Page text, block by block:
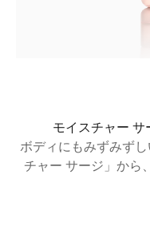
モイスチャー サ
ボディにもみずみず
チャー サージ」から